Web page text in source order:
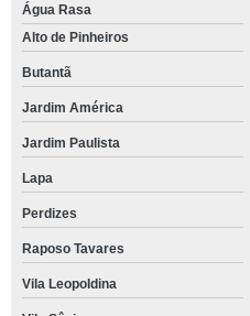
Água Rasa
Alto de Pinheiros
Butantã
Jardim América
Jardim Paulista
Lapa
Perdizes
Raposo Tavares
Vila Leopoldina